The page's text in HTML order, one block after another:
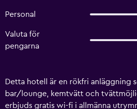
Personal
Valuta för
pengarna
Detta hotell är en rökfri anläggning
bar/lounge, kemtvätt och
erbjuds gratis wi-fi i allmänna